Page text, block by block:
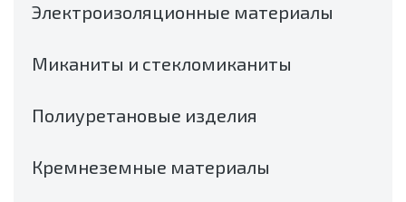
Электроизоляционные материалы
Миканиты и стекломиканиты
Полиуретановые изделия
Кремнеземные материалы